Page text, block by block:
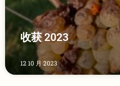
收获 2023
12 10 月 2023